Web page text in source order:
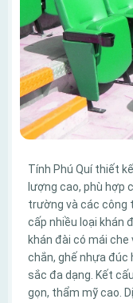
Tính Phú Quí thiết
lượng cao, phù hợp
trường và các công
cấp nhiều loại khán
khán đài có mái
chắn, ghế nhựa đúc
sắc đa dạng. Kết
gọn, thẩm mỹ cao.